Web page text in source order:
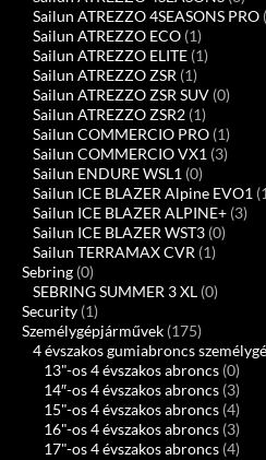
Sailun ATREZZO 4SEASONS PRO
Sailun ATREZZO ECO (1)
Sailun ATREZZO ELITE (1)
Sailun ATREZZO ZSR (1)
Sailun ATREZZO ZSR SUV (0)
Sailun ATREZZO ZSR2 (1)
Sailun COMMERCIO PRO (1)
Sailun COMMERCIO VX1 (3)
Sailun ENDURE WSL1 (0)
Sailun ICE BLAZER Alpine EVO1
Sailun ICE BLAZER ALPINE+ (3)
Sailun ICE BLAZER WST3 (0)
Sailun TERRAMAX CVR (1)
Sebring (0)
SEBRING SUMMER 3 XL (0)
Security (1)
Személygépjárművek (175)
4 évszakos gumiabroncs
13"-os 4 évszakos abroncs (0)
14″-os 4 évszakos abroncs (3)
15"-os 4 évszakos abroncs (4)
16"-os 4 évszakos abroncs (3)
17"-os 4 évszakos abroncs (4)